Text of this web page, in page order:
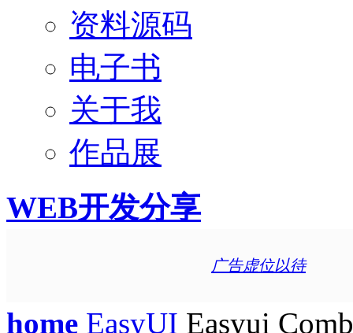
资料源码
电子书
关于我
作品展
WEB开发分享
广告虚位以待
home EasyUI Easyui